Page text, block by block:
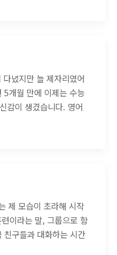
녔지만 늘 제자리였어
5개월 만에 이제는 수능
감이 생겼습니다. 영어
제 모습이 초라해 시작
이라는 말, 그룹으로 함
친구들과 대화하는 시간